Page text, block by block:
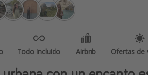
Todo Incluido Airbnb Ofertas de